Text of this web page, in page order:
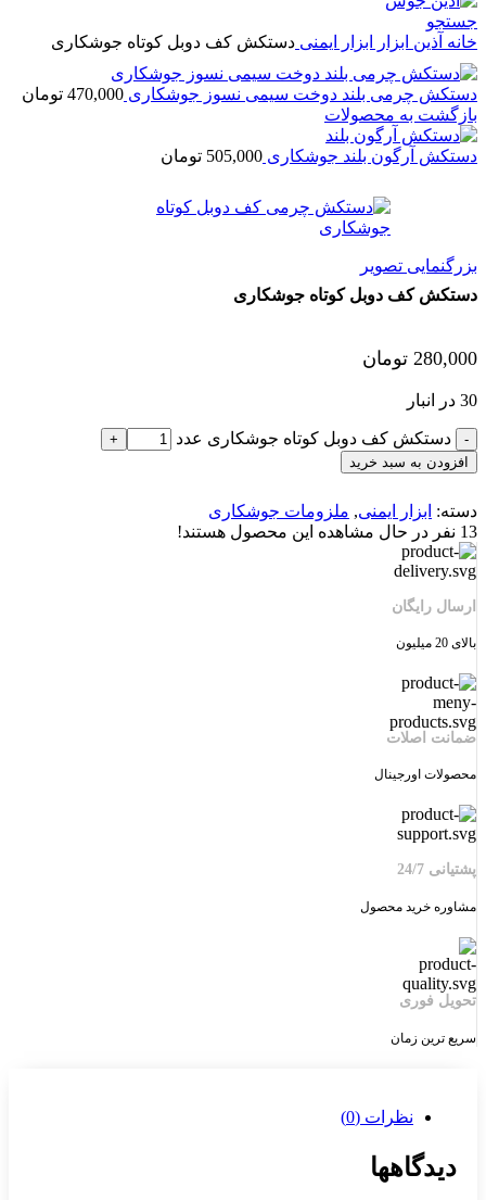
جستجو
خانه آذین ابزار ابزار ایمنی دستکش کف دوبل کوتاه جوشکاری
دستکش چرمی بلند دوخت سیمی نسوز جوشکاری 470,000 تومان
بازگشت به محصولات
دستکش آرگون بلند جوشکاری 505,000 تومان
بزرگنمایی تصویر
دستکش کف دوبل کوتاه جوشکاری
280,000 تومان
30 در انبار
دستکش کف دوبل کوتاه جوشکاری عدد
افزودن به سبد خرید
دسته: ابزار ایمنی, ملزومات جوشکاری
13 نفر در حال مشاهده این محصول هستند!
ارسال رایگان
بالای 20 میلیون
ضمانت اصلات
محصولات اورجینال
پشتیانی 24/7
مشاوره خرید محصول
تحویل فوری
سریع ترین زمان
نظرات (0)
دیدگاهها